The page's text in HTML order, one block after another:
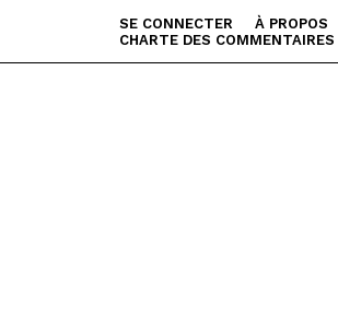
SE CONNECTER
À PROPOS
CHARTE DES COMMENTAIRES